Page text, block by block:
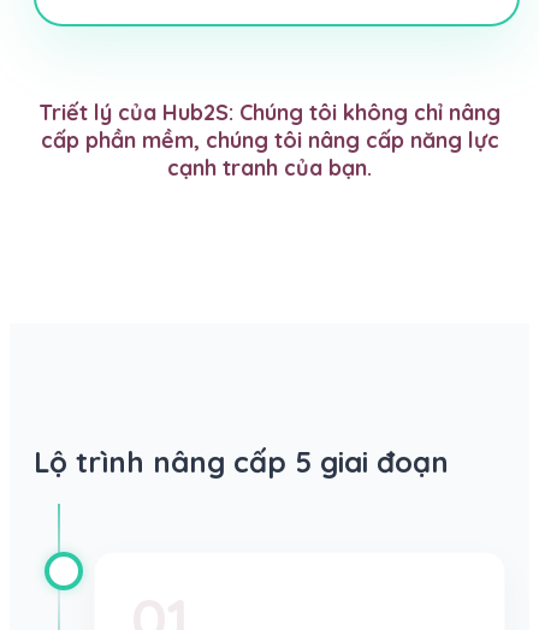
Triết lý của Hub2S: Chúng tôi không chỉ nâng
cấp phần mềm, chúng tôi nâng cấp năng lực
cạnh tranh của bạn.
Lộ trình nâng cấp 5 giai đoạn